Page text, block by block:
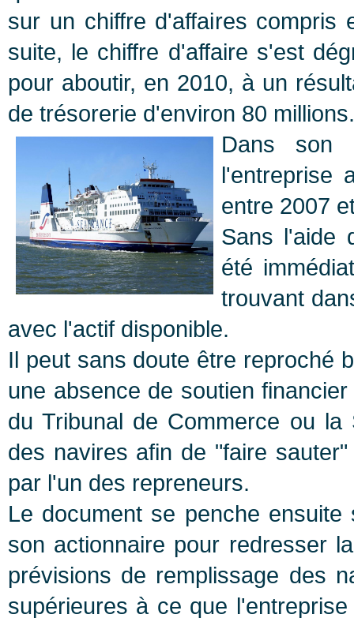
sur un chiffre d'affaires compris
suite, le chiffre d'affaire s'est
pour aboutir, en 2010, à un
de trésorerie d'environ 80 millions.
Dans son
l'entreprise
entre 2007
Sans l'aide
été
trouvant
avec l'actif disponible.
Il peut sans doute être reproché
une absence de soutien
du Tribunal de Commerce ou
des navires afin de "faire
par l'un des repreneurs.
Le document se penche
son actionnaire pour redresser
prévisions de remplissage des
supérieures à ce que